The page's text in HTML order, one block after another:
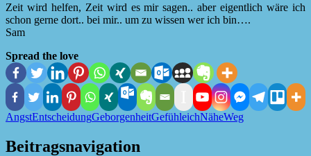
Zeit wird helfen, Zeit wird es mir sagen.. aber eigentlich wäre ich
schon gerne dort.. bei mir.. um zu wissen wer ich bin….
Sam
Spread the love
AngstEntscheidungGeborgenheitGefühleichNäheWeg
Beitragsnavigation